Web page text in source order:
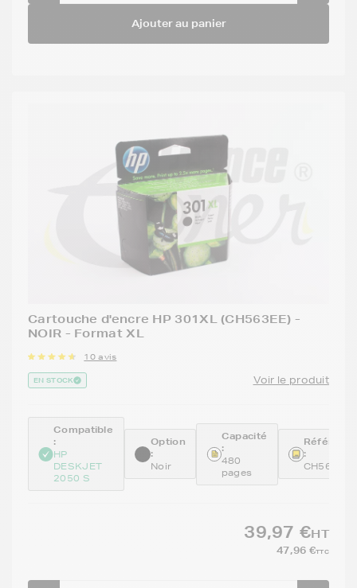
Ajouter au panier
Cartouche d'encre HP 301XL (CH563EE) -
NOIR - Format XL
10 avis
EN STOCK Voir le produit
Compatible
:
HP
DESKJET
2050 S
Option
:
Noir
Capacité
:
480
pages
:
CH563EE
39,97 €HT
47,96 €TTC